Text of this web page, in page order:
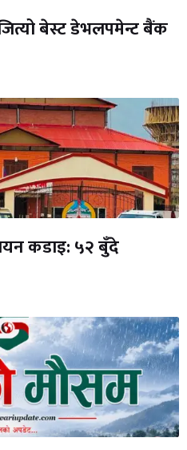
बेस्ट डेभलपमेन्ट बैंक
कडाइ: ५२ बुँदे